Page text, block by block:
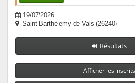
19/07/2026
Saint-Barthélemy-de-Vals (26240)
Résultats
Afficher les inscrits